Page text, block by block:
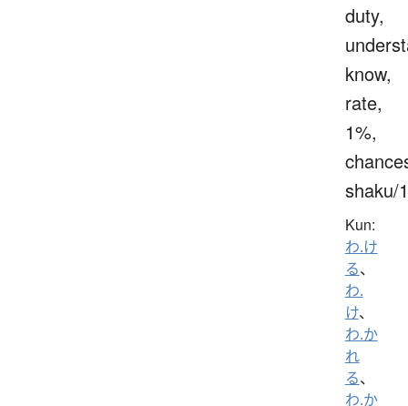
duty,
know,
rate,
1%,
shaku/
Kun:
わ.け
る、
わ.
け、
わ.か
れ
る、
わ.か